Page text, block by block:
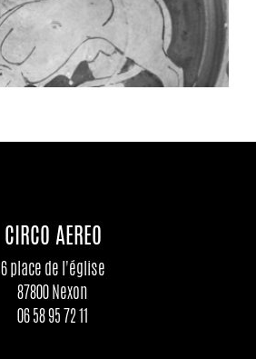
CIRCO AEREO
6 place de l'église
87800 Nexon
06 58 95 72 11